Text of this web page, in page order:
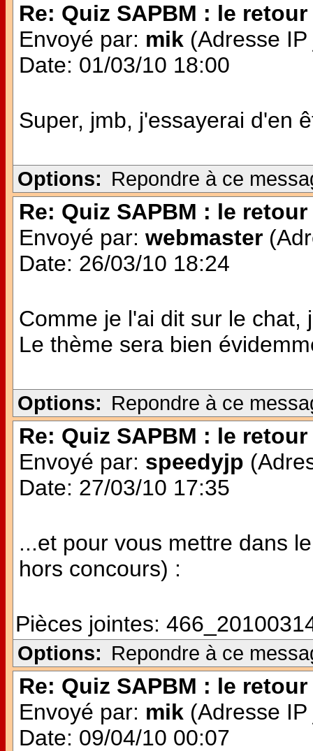
Re: Quiz SAPBM : le retour
Envoyé par: mik (Adresse
Date: 01/03/10 18:00
Super, jmb, j'essayerai d'en
Options: Repondre à ce
Re: Quiz SAPBM : le retour
Envoyé par: webmaster
Date: 26/03/10 18:24
Comme je l'ai dit sur le chat,
Le thème sera bien
Options: Repondre à ce
Re: Quiz SAPBM : le retour
Envoyé par: speedyjp
Date: 27/03/10 17:35
...et pour vous mettre dans
hors concours) :
Pièces jointes:
Options: Repondre à ce
Re: Quiz SAPBM : le retour
Envoyé par: mik (Adresse
Date: 09/04/10 00:07